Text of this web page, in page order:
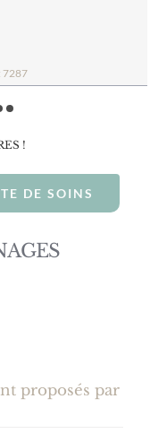
4691
!
DE SOINS
proposés par